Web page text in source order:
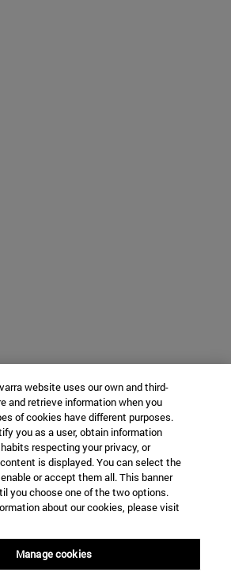
website uses our own and third-
and retrieve information when you
of cookies have different purposes.
you as a user, obtain information
respecting your privacy, or
is displayed. You can select the
or accept them all. This banner
you choose one of the two options.
about our cookies, please visit
Manage cookies